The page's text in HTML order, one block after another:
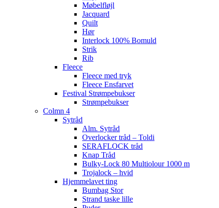
Møbelfløjl
Jacquard
Quilt
Hør
Interlock 100% Bomuld
Strik
Rib
Fleece
Fleece med tryk
Fleece Ensfarvet
Festival Strømpebukser
Strømpebukser
Colmn 4
Sytråd
Alm. Sytråd
Overlocker tråd – Toldi
SERAFLOCK tråd
Knap Tråd
Bulky-Lock 80 Multiolour 1000 m
Trojalock – hvid
Hjemmelavet ting
Bumbag Stor
Strand taske lille